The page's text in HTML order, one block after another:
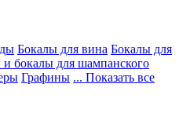
Бокалы для вина Бокалы для
бокалы для шампанского
Графины ... Показать все